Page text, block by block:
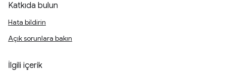
Katkıda bulun
Hata bildirin
Açık sorunlara bakın
İlgili içerik